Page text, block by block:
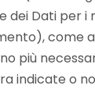
dei Dati per i
come
più
indicate o